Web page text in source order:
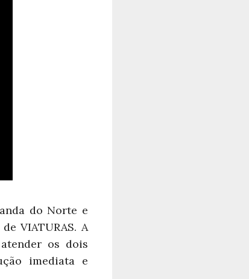
do Norte e
VIATURAS. A
os dois
imediata e